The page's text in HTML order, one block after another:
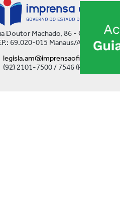
Doutor Machado, 86 - Centro
69.020-015 Manaus/AM
legisla.am@imprensaoficial.am.gov.br
(92) 2101-7500 / 7546 (Ramal)